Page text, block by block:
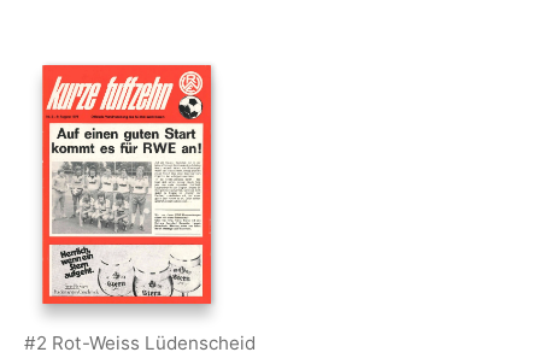
#2 Rot-Weiss Lüdenscheid